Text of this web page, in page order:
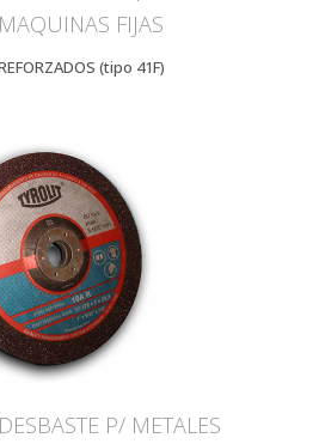
FIJAS
(tipo 41F)
P/ METALES